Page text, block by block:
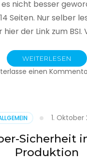
nicht besser
Seiten. Nur selber
der Link zum BSI.
WEITERLESEN
einen
1. Oktober
Sicherheit
Produktion